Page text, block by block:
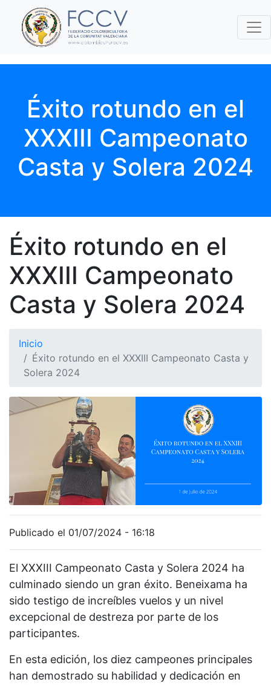
Éxito rotundo en el
XXXIII Campeonato
Casta y Solera 2024
Éxito rotundo en el
XXXIII Campeonato
Casta y Solera 2024
Inicio
Éxito rotundo en el XXXIII Campeonato Casta y
Solera 2024
Publicado el 01/07/2024 - 16:18
El XXXIII Campeonato Casta y Solera 2024 ha
culminado siendo un gran éxito. Beneixama ha
sido testigo de increíbles vuelos y un nivel
excepcional de destreza por parte de los
participantes.
En esta edición, los diez campeones principales
han demostrado su habilidad y dedicación en